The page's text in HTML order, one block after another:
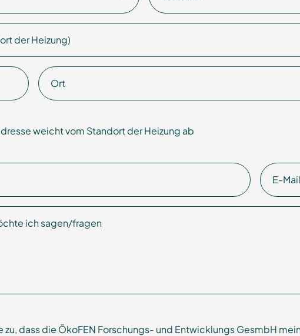
der Heizung)
Ort
weicht vom Standort der Heizung ab
E-Mail
ich sagen/fragen
zu, dass die ÖkoFEN Forschungs- und Entwicklungs GesmbH